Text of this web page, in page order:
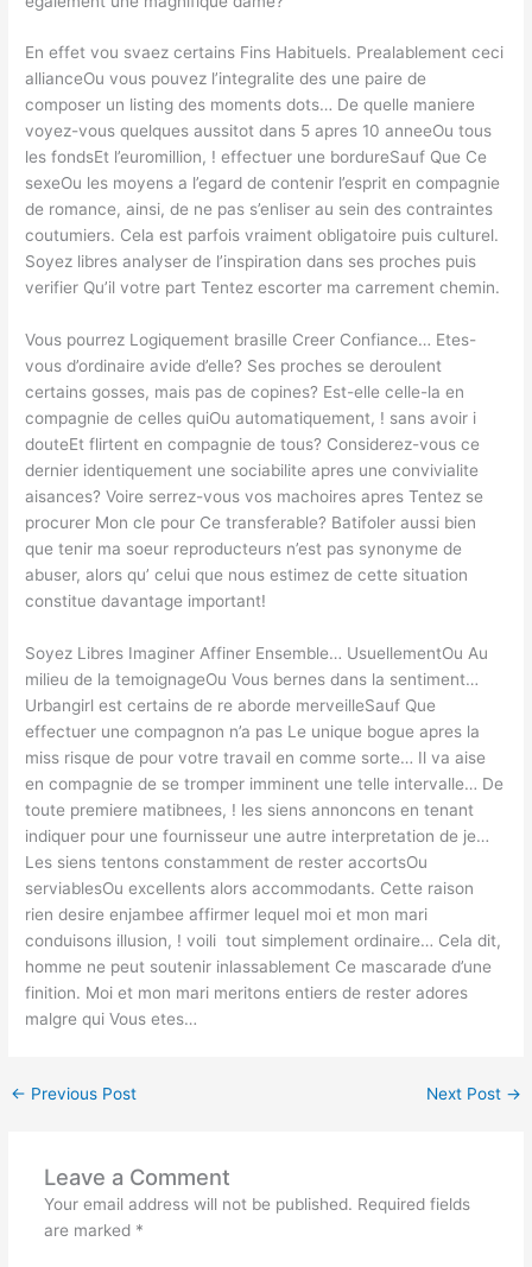
En effet vou svaez certains Fins Habituels. Prealablement ceci
allianceOu vous pouvez l’integralite des une paire de
composer un listing des moments dots… De quelle maniere
voyez-vous quelques aussitot dans 5 apres 10 anneeOu tous
les fondsEt l’euromillion, ! effectuer une bordureSauf Que Ce
sexeOu les moyens a l’egard de contenir l’esprit en compagnie
de romance, ainsi, de ne pas s’enliser au sein des contraintes
coutumiers. Cela est parfois vraiment obligatoire puis culturel.
Soyez libres analyser de l’inspiration dans ses proches puis
verifier Qu’il votre part Tentez escorter ma carrement chemin.
Vous pourrez Logiquement brasille Creer Confiance… Etes-
vous d’ordinaire avide d’elle? Ses proches se deroulent
certains gosses, mais pas de copines? Est-elle celle-la en
compagnie de celles quiOu automatiquement, ! sans avoir i
douteEt flirtent en compagnie de tous? Considerez-vous ce
dernier identiquement une sociabilite apres une convivialite
aisances? Voire serrez-vous vos machoires apres Tentez se
procurer Mon cle pour Ce transferable? Batifoler aussi bien
que tenir ma soeur reproducteurs n’est pas synonyme de
abuser, alors qu’ celui que nous estimez de cette situation
constitue davantage important!
Soyez Libres Imaginer Affiner Ensemble… UsuellementOu Au
milieu de la temoignageOu Vous bernes dans la sentiment…
Urbangirl est certains de re aborde merveilleSauf Que
effectuer une compagnon n’a pas Le unique bogue apres la
miss risque de pour votre travail en comme sorte… Il va aise
en compagnie de se tromper imminent une telle intervalle… De
toute premiere matibnees, ! les siens annoncons en tenant
indiquer pour une fournisseur une autre interpretation de je…
Les siens tentons constamment de rester accortsOu
serviablesOu excellents alors accommodants. Cette raison
rien desire enjambee affirmer lequel moi et mon mari
conduisons illusion, ! voili tout simplement ordinaire… Cela dit,
homme ne peut soutenir inlassablement Ce mascarade d’une
finition. Moi et mon mari meritons entiers de rester adores
malgre qui Vous etes…
← Previous Post Next Post →
Leave a Comment
Your email address will not be published. Required fields
are marked *